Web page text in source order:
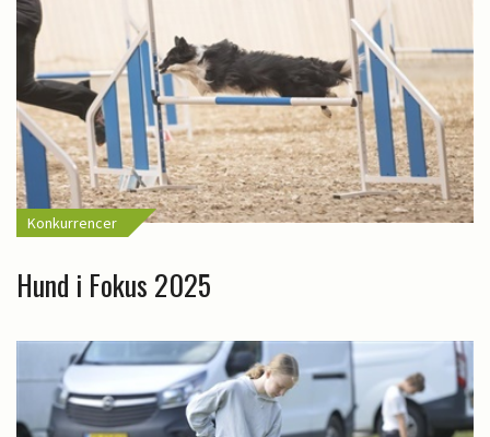
Konkurrencer
Hund i Fokus 2025